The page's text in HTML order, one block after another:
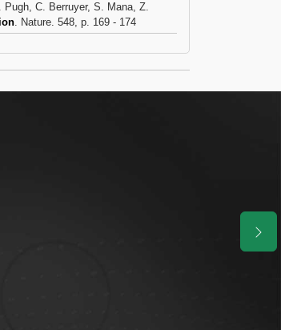
C. Berruyer, S. Mana, Z.
. Nature. 548, p. 169 - 174